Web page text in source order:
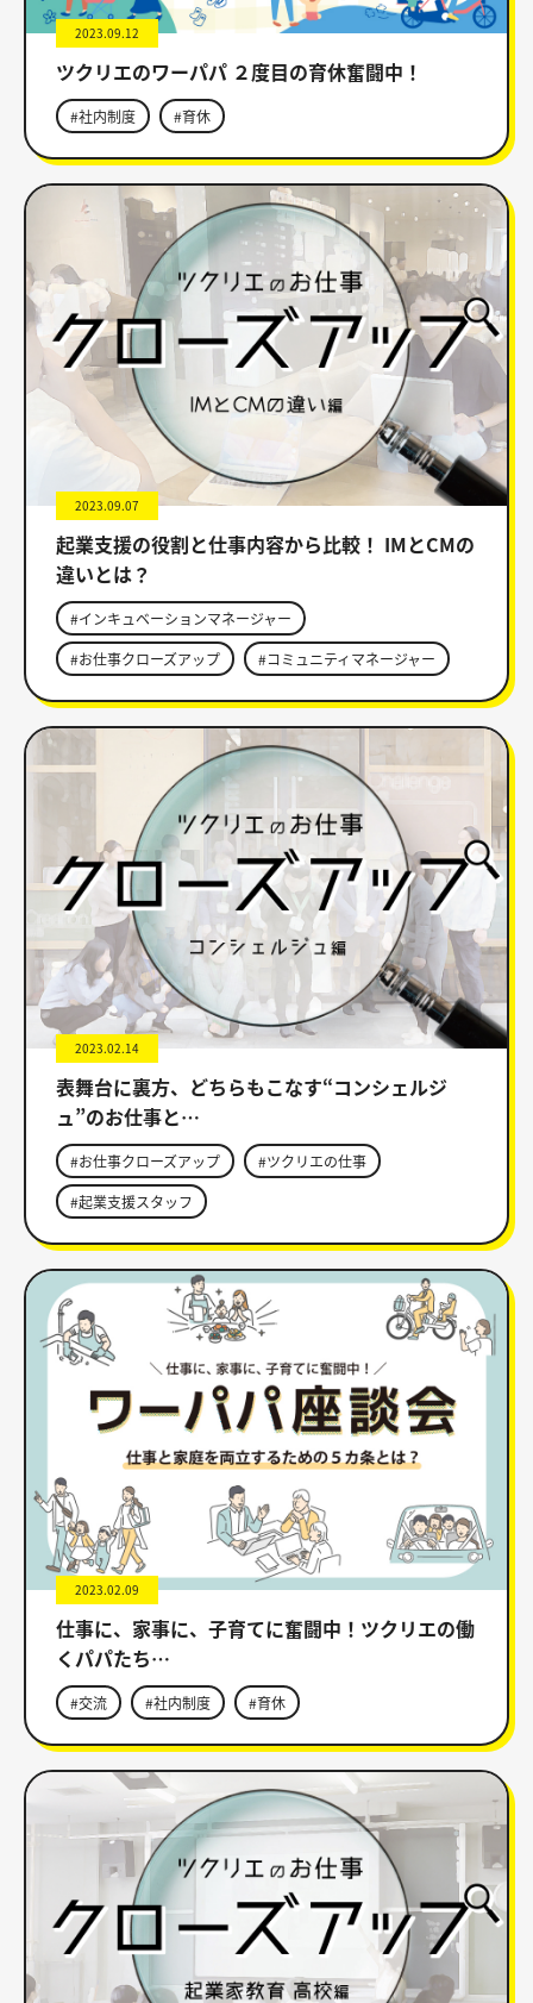
2023.09.12
ツクリエのワーパパ ２度目の育休奮闘中！
#社内制度 #育休
2023.09.07
起業支援の役割と仕事内容から比較！ IMとCMの
違いとは？
#インキュベーションマネージャー
#お仕事クローズアップ
#コミュニティマネージャー
2023.02.14
表舞台に裏方、どちらもこなす“コンシェルジ
ュ”のお仕事と…
#お仕事クローズアップ
#ツクリエの仕事
#起業支援スタッフ
2023.02.09
仕事に、家事に、子育てに奮闘中！ツクリエの働
くパパたち…
#交流 #社内制度 #育休